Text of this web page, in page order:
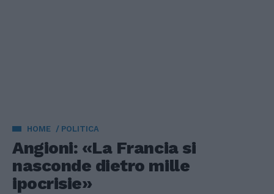
HOME POLITICA
Angioni: «La Francia si
nasconde dietro mille
ipocrisie»